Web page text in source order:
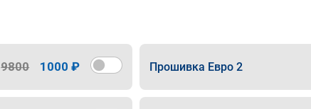
9800 1000 ₽ Прошивка Евро 2